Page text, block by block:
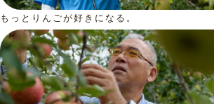
もっとりんごが好きになる。